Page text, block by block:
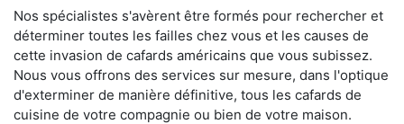
Nos spécialistes s'avèrent être formés pour rechercher et
déterminer toutes les failles chez vous et les causes de
cette invasion de cafards américains que vous subissez.
Nous vous offrons des services sur mesure, dans l'optique
d'exterminer de manière définitive, tous les cafards de
cuisine de votre compagnie ou bien de votre maison.